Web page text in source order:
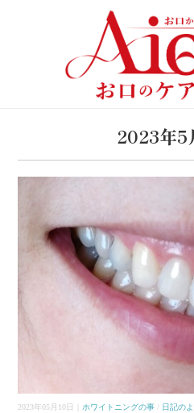
2023年5
2023年05月10日｜ ホワイトニングの事 / 日記の